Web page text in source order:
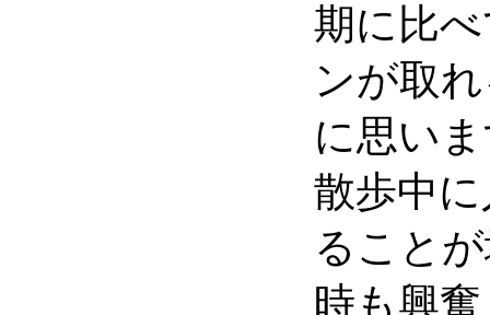
期に比
ンが取
に思い
散歩中
ること
時も興